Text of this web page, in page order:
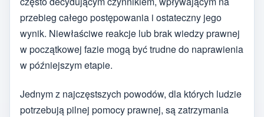
przebieg całego postępowania i ostateczny jego
wynik. Niewłaściwe reakcje lub brak wiedzy prawnej
w początkowej fazie mogą być trudne do naprawienia
w późniejszym etapie.
Jednym z najczęstszych powodów, dla których ludzie
potrzebują pilnej pomocy prawnej, są zatrzymania